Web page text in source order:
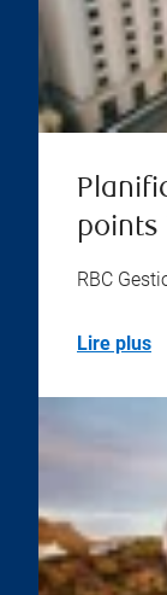
points
RBC
Lire plus